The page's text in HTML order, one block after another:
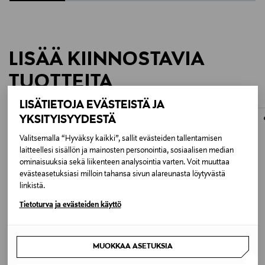
LISÄTIETOJA EVÄSTEISTÄ JA
YKSITYISYYDESTÄ
Valitsemalla “Hyväksy kaikki”, sallit evästeiden tallentamisen
laitteellesi sisällön ja mainosten personointia, sosiaalisen median
ominaisuuksia sekä liikenteen analysointia varten. Voit muuttaa
evästeasetuksiasi milloin tahansa sivun alareunasta löytyvästä
linkistä.
Tietoturva ja evästeiden käyttö
MUOKKAA ASETUKSIA
LISÄÄ KIINNOSTAVIA
TUOTTEITA
SMEG
ETUKUPONKITUOTE
SCANPAN